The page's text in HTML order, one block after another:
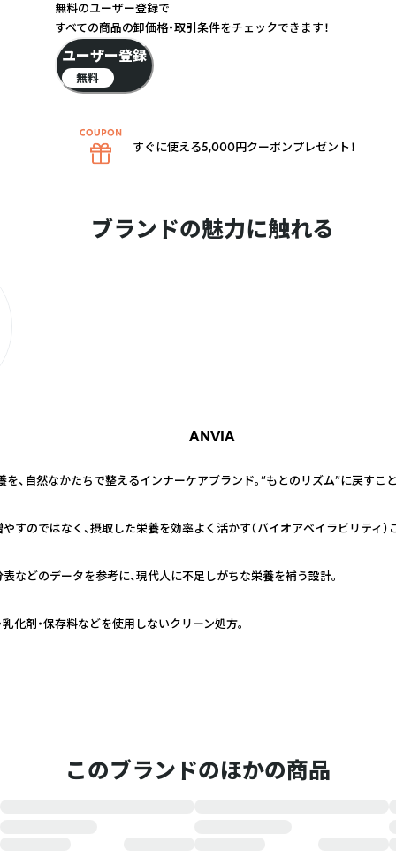
ブランドの魅力に触れる
ANVIA
、自然なかたちで整えるインナーケアブランド。“もとのリズム”に戻すこ
すのではなく、摂取した栄養を効率よく活かす（バイオアベイラビリティ）
などのデータを参考に、現代人に不足しがちな栄養を補う設計。
乳化剤・保存料などを使用しないクリーン処方。
このブランドのほかの商品
無料のユーザー登録で
すべての商品の卸価格・取引条件をチェックできます！
ユーザー登録
無料
すぐに使える5,000円クーポンプレゼント！